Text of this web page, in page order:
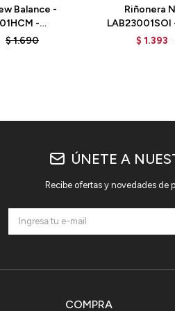
Balance -
-
$1.690
Riñonera
LAB23001SOI
$ 1.393
COMPRA
ÚNETE A
Recibe ofertas y novedades de